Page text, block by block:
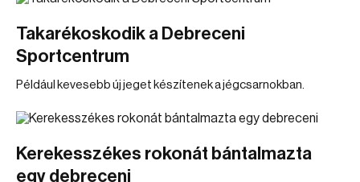
Takarékoskodik a Debreceni
Sportcentrum
Például kevesebb új jeget készítenek a jégcsarnokban.
Kerekesszékes rokonát bántalmazta
egy debreceni